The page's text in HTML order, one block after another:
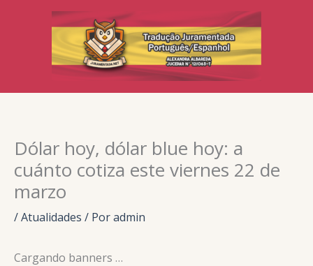
Dólar hoy, dólar blue hoy: a
cuánto cotiza este viernes 22 de
marzo
/Atualidades / Poradmin
Cargando banners …